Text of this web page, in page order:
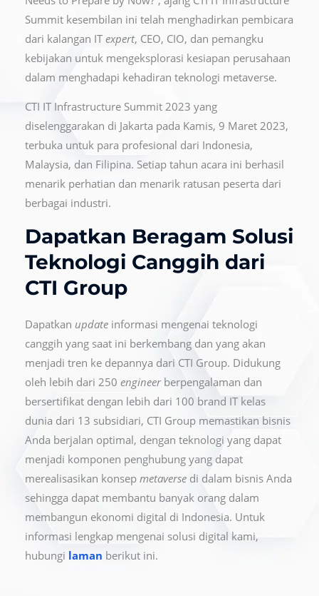
Summit kesembilan ini telah menghadirkan pembicara
dari kalangan IT expert, CEO, CIO, dan pemangku
kebijakan untuk mengeksplorasi kesiapan perusahaan
dalam menghadapi kehadiran teknologi metaverse.
CTI IT Infrastructure Summit 2023 yang
diselenggarakan di Jakarta pada Kamis, 9 Maret 2023,
terbuka untuk para profesional dari Indonesia,
Malaysia, dan Filipina. Setiap tahun acara ini berhasil
menarik perhatian dan menarik ratusan peserta dari
berbagai industri.
Dapatkan Beragam Solusi
Teknologi Canggih dari
CTI Group
Dapatkan update informasi mengenai teknologi
canggih yang saat ini berkembang dan yang akan
menjadi tren ke depannya dari CTI Group. Didukung
oleh lebih dari 250 engineerberpengalaman dan
bersertifikat dengan lebih dari 100 brand IT kelas
dunia dari 13 subsidiari, CTI Group memastikan bisnis
Anda berjalan optimal, dengan teknologi yang dapat
menjadi komponen penghubung yang dapat
merealisasikan konsep metaverse di dalam bisnis Anda
sehingga dapat membantu banyak orang dalam
membangun ekonomi digital di Indonesia. Untuk
informasi lengkap mengenai solusi digital kami,
hubungi laman berikut ini.